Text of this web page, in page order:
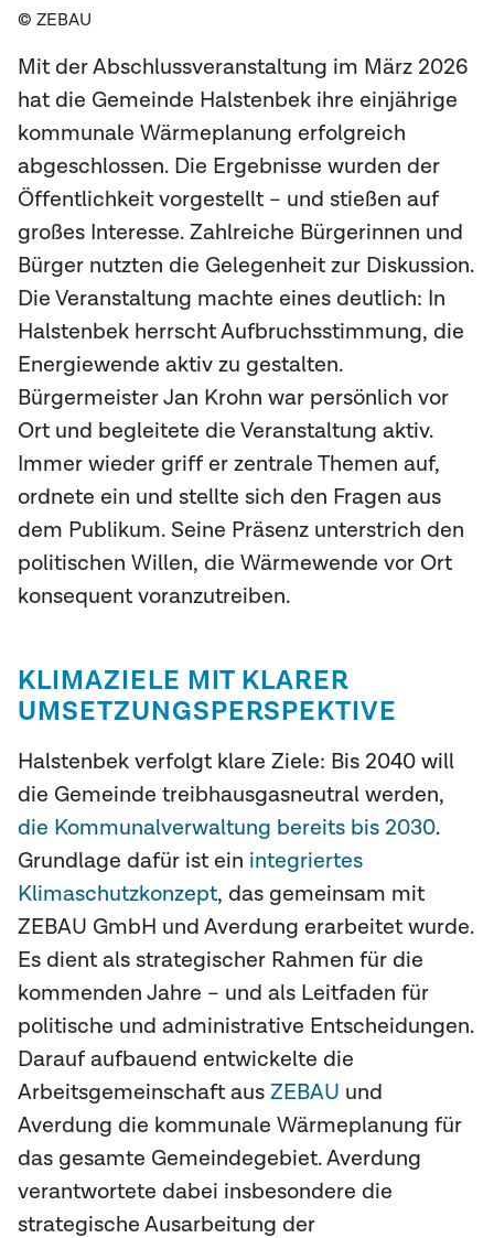
© ZEBAU
Mit der Abschlussveranstaltung im März 2026
hat die Gemeinde Halstenbek ihre einjährige
kommunale Wärmeplanung erfolgreich
abgeschlossen. Die Ergebnisse wurden der
Öffentlichkeit vorgestellt – und stießen auf
großes Interesse. Zahlreiche Bürgerinnen und
Bürger nutzten die Gelegenheit zur Diskussion.
Die Veranstaltung machte eines deutlich: In
Halstenbek herrscht Aufbruchsstimmung, die
Energiewende aktiv zu gestalten.
Bürgermeister Jan Krohn war persönlich vor
Ort und begleitete die Veranstaltung aktiv.
Immer wieder griff er zentrale Themen auf,
ordnete ein und stellte sich den Fragen aus
dem Publikum. Seine Präsenz unterstrich den
politischen Willen, die Wärmewende vor Ort
konsequent voranzutreiben.
KLIMAZIELE MIT KLARER
UMSETZUNGSPERSPEKTIVE
Halstenbek verfolgt klare Ziele: Bis 2040 will
die Gemeinde treibhausgasneutral werden,
die Kommunalverwaltung bereits bis 2030.
Grundlage dafür ist ein integriertes
Klimaschutzkonzept, das gemeinsam mit
ZEBAU GmbH und Averdung erarbeitet wurde.
Es dient als strategischer Rahmen für die
kommenden Jahre – und als Leitfaden für
politische und administrative Entscheidungen.
Darauf aufbauend entwickelte die
Arbeitsgemeinschaft aus ZEBAU und
Averdung die kommunale Wärmeplanung für
das gesamte Gemeindegebiet. Averdung
verantwortete dabei insbesondere die
strategische Ausarbeitung der